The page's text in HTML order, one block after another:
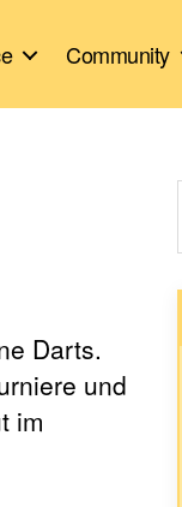
Community
Darts.
und
im